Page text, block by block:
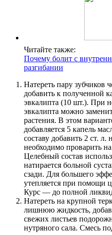
Читайте также:
Почему болит с
разгибании
Натереть пару зубчиков
добавить к полученной
эвкалипта (10 шт.). При
эвкалипта можно
растения. В этом
добавляется 5 капель
составу добавить 2 ст.
необходимо проварить
Целебный состав
натирается больной
сзади. Для большего
утепляется при помощи
Курс — до полной
Натереть на крупной
лишнюю жидкость,
свежих листьев
нутряного сала. Смесь